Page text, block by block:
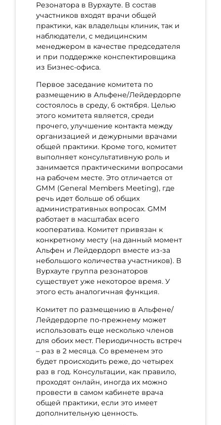
Резонатора в Вурхауте. В состав
участников входят врачи общей
практики, как владельцы клиник, так и
наблюдатели, с медицинским
менеджером в качестве председателя
и при поддержке конспектировщика
из Бизнес-офиса.
Первое заседание комитета по
размещению в Альфене/Лейдердорпе
состоялось в среду, 6 октября. Целью
этого комитета является, среди
прочего, улучшение контакта между
организацией и дежурными врачами
общей практики. Кроме того, комитет
выполняет консультативную роль и
занимается практическими вопросами
на рабочем месте. Это отличается от
GMM (General Members Meeting), где
речь идет больше об общих
административных вопросах. GMM
работает в масштабах всего
кооператива. Комитет привязан к
конкретному месту (на данный момент
Альфен и Лейдердорп вместе из-за
небольшого количества участников). В
Вурхауте группа резонаторов
существует уже некоторое время. У
этого есть аналогичная функция.
Комитет по размещению в Альфене/
Лейдердорпе по-прежнему может
использовать еще несколько членов
для обоих мест. Периодичность встреч
– раз в 2 месяца. Со временем это
будет происходить реже, до четырех
раз в год. Консультации, как правило,
проходят онлайн, иногда их можно
провести в самом кабинете врача
общей практики, если это имеет
дополнительную ценность.